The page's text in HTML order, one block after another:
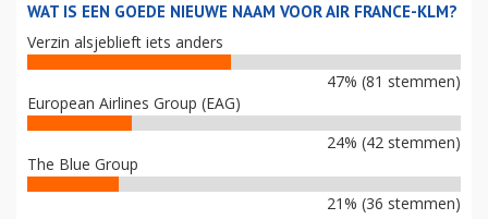
WAT IS EEN GOEDE NIEUWE NAAM VOOR AIR FRANCE-KLM?
Verzin alsjeblieft iets anders
47% (81 stemmen)
European Airlines Group (EAG)
24% (42 stemmen)
The Blue Group
21% (36 stemmen)